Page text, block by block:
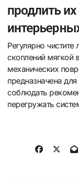
продлить
Регулярно
скоплений мягкой
механических
предназначена
соблюдать
перегружать